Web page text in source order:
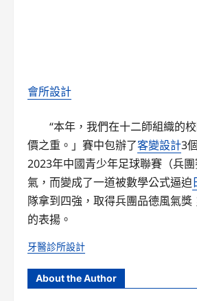
會所設計
“本年，我們在十二師組織的
價之重。」賽中包辦了客變設計3
2023年中國青少年足球聯賽（兵
氣，而變成了一道被數學公式逼迫
隊拿到四強，取得兵團品德風氣
的表揚。
牙醫診所設計
About the Author